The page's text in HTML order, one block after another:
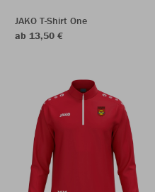
JAKO T-Shirt One
ab 13,50 €